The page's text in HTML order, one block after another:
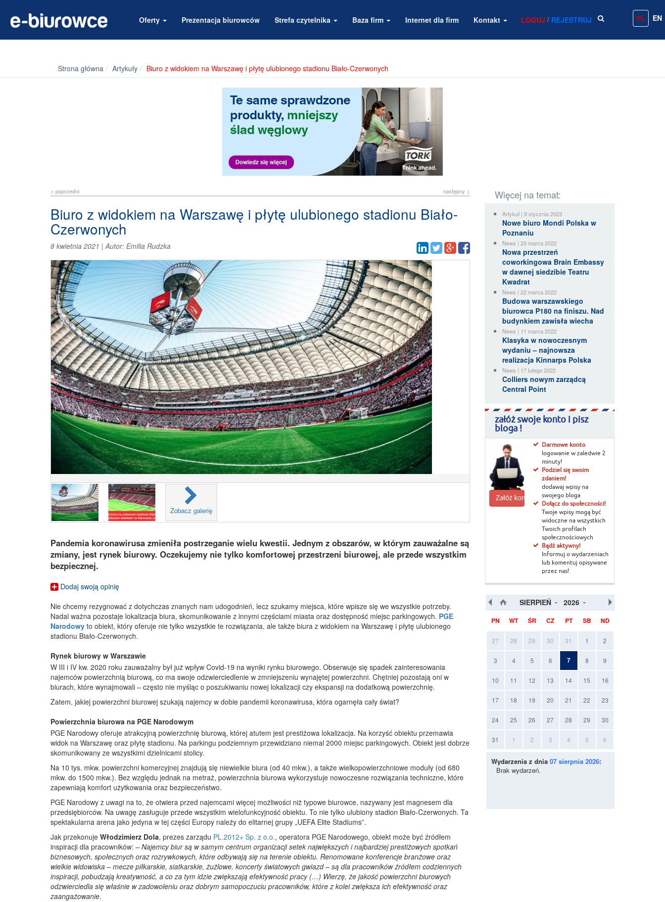
Oferty Prezentacja biurowców Strefa czytelnika Baza firm Internet dla firm Kontakt LOGUJ / REJESTRUJ PL EN
Strona główna Artykuły Biuro z widokiem na Warszawę i płytę ulubionego stadionu Biało-Czerwonych
< poprzedni następny >
Biuro z widokiem na Warszawę i płytę ulubionego stadionu Biało-
Czerwonych
8 kwietnia 2021 |Autor: Emilia Rudzka
Zobacz galerię
Pandemia koronawirusa zmieniła postrzeganie wielu kwestii. Jednym z obszarów, w którym zauważalne są
zmiany, jest rynek biurowy. Oczekujemy nie tylko komfortowej przestrzeni biurowej, ale przede wszystkim
bezpiecznej.
Dodaj swoją opinię
Nie chcemy rezygnować z dotychczas znanych nam udogodnień, lecz szukamy miejsca, które wpisze się we wszystkie potrzeby.
Nadal ważna pozostaje lokalizacja biura, skomunikowanie z innymi częściami miasta oraz dostępność miejsc parkingowych. PGE
Narodowy to obiekt, który oferuje nie tylko wszystkie te rozwiązania, ale także biura z widokiem na Warszawę i płytę ulubionego
stadionu Biało-Czerwonych.
Rynek biurowy w Warszawie
W III i IV kw. 2020 roku zauważalny był już wpływ Covid-19 na wyniki rynku biurowego. Obserwuje się spadek zainteresowania
najemców powierzchnią biurową, co ma swoje odzwierciedlenie w zmniejszeniu wynajętej powierzchni. Chętniej pozostają oni w
biurach, które wynajmowali – często nie myśląc o poszukiwaniu nowej lokalizacji czy ekspansji na dodatkową powierzchnię.
Zatem, jakiej powierzchni biurowej szukają najemcy w dobie pandemii koronawirusa, która ogarnęła cały świat?
Powierzchnia biurowa na PGE Narodowym
PGE Narodowy oferuje atrakcyjną powierzchnię biurową, której atutem jest prestiżowa lokalizacja. Na korzyść obiektu przemawia
widok na Warszawę oraz płytę stadionu. Na parkingu podziemnym przewidziano niemal 2000 miejsc parkingowych. Obiekt jest dobrze
skomunikowany ze wszystkimi dzielnicami stolicy.
Na 10 tys. mkw. powierzchni komercyjnej znajdują się niewielkie biura (od 40 mkw.), a także wielkopowierzchniowe moduły (od 680
mkw. do 1500 mkw.). Bez względu jednak na metraż, powierzchnia biurowa wykorzystuje nowoczesne rozwiązania techniczne, które
zapewniają komfort użytkowania oraz bezpieczeństwo.
PGE Narodowy z uwagi na to, że otwiera przed najemcami więcej możliwości niż typowe biurowce, nazywany jest magnesem dla
przedsiębiorców. Na uwagę zasługuje przede wszystkim wielofunkcyjność obiektu. To nie tylko ulubiony stadion Biało-Czerwonych. Ta
spektakularna arena jako jedyna w tej części Europy należy do elitarnej grupy „UEFA Elite Stadiums”.
Jak przekonuje Włodzimierz Dola, prezes zarządu PL.2012+ Sp. z o.o., operatora PGE Narodowego, obiekt może być źródłem
inspiracji dla pracowników: – Najemcy biur są w samym centrum organizacji setek największych i najbardziej prestiżowych spotkań
biznesowych, społecznych oraz rozrywkowych, które odbywają się na terenie obiektu. Renomowane konferencje branżowe oraz
wielkie widowiska – mecze piłkarskie, siatkarskie, żużlowe, koncerty światowych gwiazd – są dla pracowników źródłem codziennych
inspiracji, pobudzają kreatywność, a co za tym idzie zwiększają efektywność pracy (…) Wierzę, że jakość powierzchni biurowych
odzwierciedla się właśnie w zadowoleniu oraz dobrym samopoczuciu pracowników, które z kolei zwiększa ich efektywność oraz
zaangażowanie.
Więcej na temat:
Artykuł | 9 stycznia 2023
Nowe biuro Mondi Polska w
Poznaniu
News | 23 marca 2022
Nowa przestrzeń
coworkingowa Brain Embassy
w dawnej siedzibie Teatru
Kwadrat
News | 22 marca 2022
Budowa warszawskiego
biurowca P180 na finiszu. Nad
budynkiem zawisła wiecha
News | 11 marca 2022
Klasyka w nowoczesnym
wydaniu – najnowsza
realizacja Kinnarps Polska
News | 17 lutego 2022
Colliers nowym zarządcą
Central Point
załóż swoje konto i pisz
bloga !
Załóż konto
Darmowe konto
logowanie w zaledwie 2
minuty!
Podziel się swoim
zdaniem!
dodawaj wpisy na
swojego bloga
Dołącz do społeczności!
Twoje wpisy mogą być
widoczne na wszystkich
Twoich profilach
społecznościowych
Bądź aktywny!
Informuj o wydarzeniach
lub komentuj opisywane
przez nas!
SIERPIEŃ 2026
PN WT ŚR CZ PT SB ND
27 28 29 30 31 1 2
3 4 5 6 7 8 9
10 11 12 13 14 15 16
17 18 19 20 21 22 23
24 25 26 27 28 29 30
31 1 2 3 4 5 6
Wydarzenia z dnia 07 sierpnia 2026:
Brak wydarzeń.